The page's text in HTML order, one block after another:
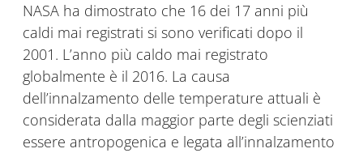
NASA ha dimostrato che 16 dei 17 anni più
caldi mai registrati si sono verificati dopo il
2001. L’anno più caldo mai registrato
globalmente è il 2016. La causa
dell’innalzamento delle temperature attuali è
considerata dalla maggior parte degli scienziati
essere antropogenica e legata all’innalzamento